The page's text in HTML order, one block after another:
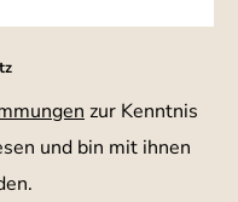
zur Kenntnis
und bin mit ihnen